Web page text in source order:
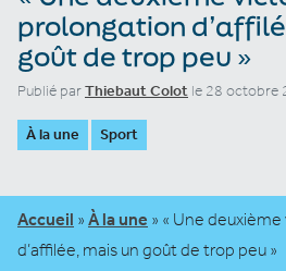
prolongation
goût de trop peu »
Publié parThiebaut Colot le 28 octobre
À la une Sport
Accueil » À la une » « Une
d’affilée, mais un goût de trop peu »